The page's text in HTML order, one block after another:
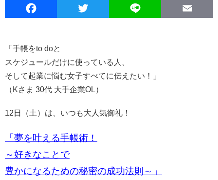
Facebook Twitter
「手帳をto doと
スケジュールだけに使っている人、
そして起業に悩む女子すべてに伝えたい！」
（Kさま 30代 大手企業OL）
12日（土）は、いつも大人気御礼！
「夢を叶える手帳術！
～好きなことで
豊かになるための秘密の成功法則～」